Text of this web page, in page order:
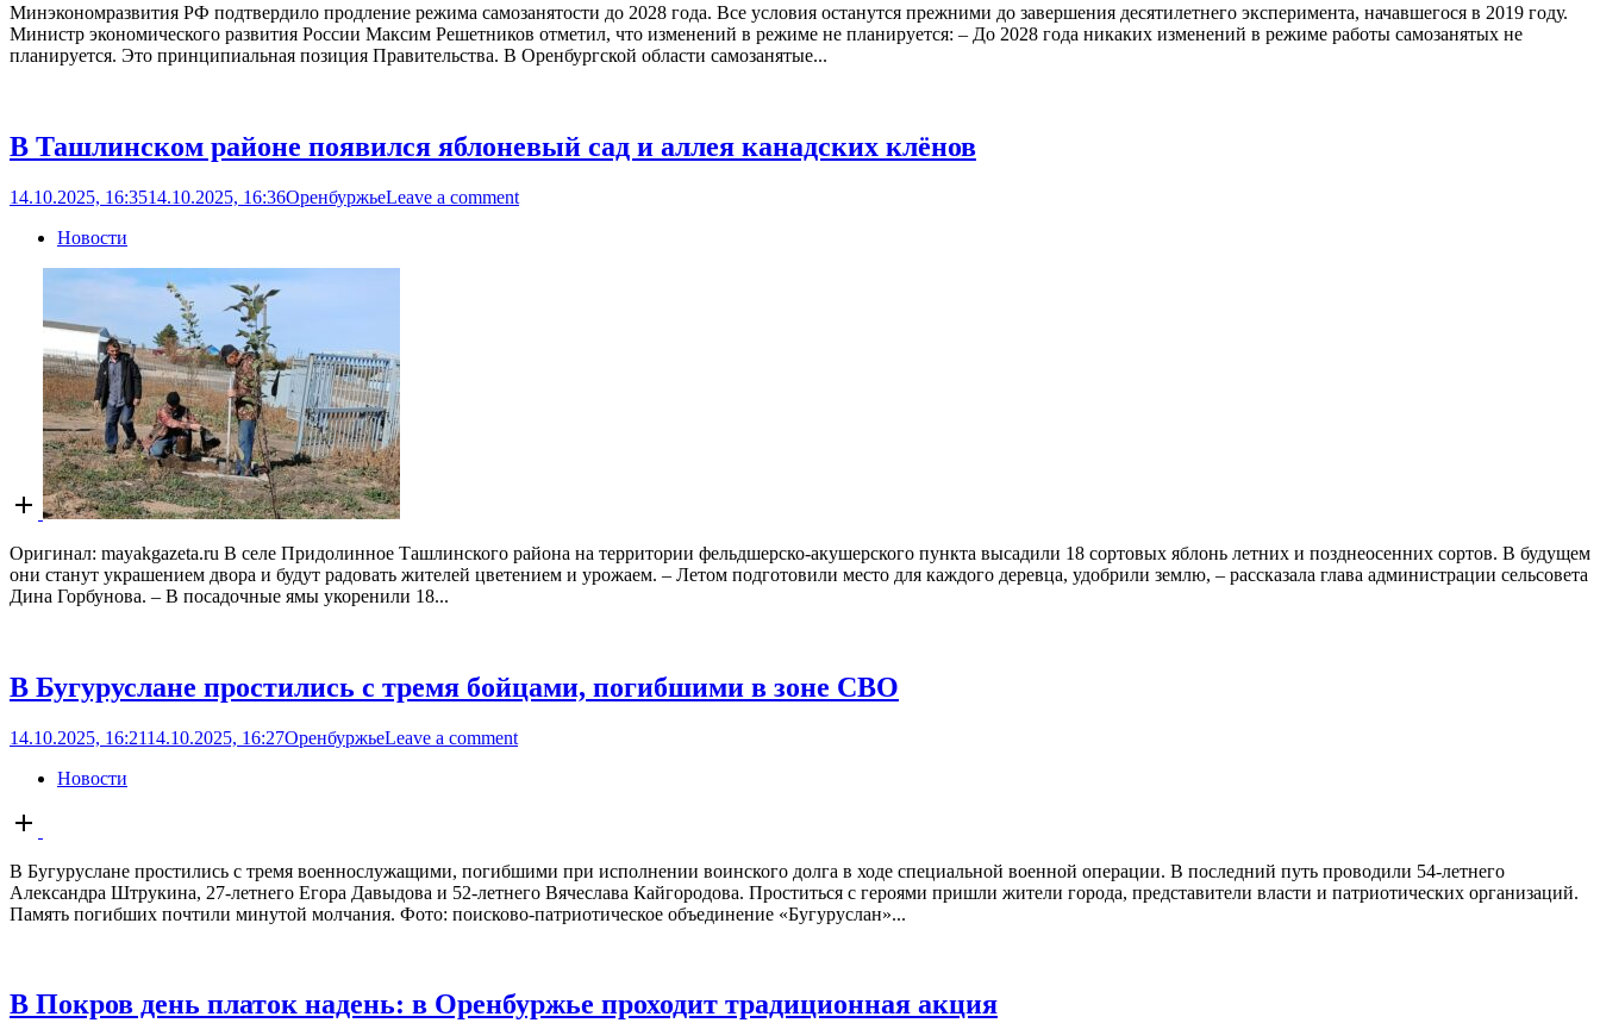
Минэкономразвития РФ подтвердило продление режима самозанятости до 2028 года. Все условия останутся прежними до завершения десятилетнего эксперимента, начавшегося в 2019 году.
Министр экономического развития России Максим Решетников отметил, что изменений в режиме не планируется: – До 2028 года никаких изменений в режиме работы самозанятых не
планируется. Это принципиальная позиция Правительства. В Оренбургской области самозанятые...
В Ташлинском районе появился яблоневый сад и аллея канадских клёнов
14.10.2025, 16:3514.10.2025, 16:36ОренбуржьеLeave a comment
Новости
Оригинал: mayakgazeta.ru В селе Придолинное Ташлинского района на территории фельдшерско-акушерского пункта высадили 18 сортовых яблонь летних и позднеосенних сортов. В будущем
они станут украшением двора и будут радовать жителей цветением и урожаем. – Летом подготовили место для каждого деревца, удобрили землю, – рассказала глава администрации сельсовета
Дина Горбунова. – В посадочные ямы укоренили 18...
В Бугуруслане простились с тремя бойцами, погибшими в зоне СВО
14.10.2025, 16:2114.10.2025, 16:27ОренбуржьеLeave a comment
Новости
Open
post
В Бугуруслане простились с тремя военнослужащими, погибшими при исполнении воинского долга в ходе специальной военной операции. В последний путь проводили 54-летнего
Александра Штрукина, 27-летнего Егора Давыдова и 52-летнего Вячеслава Кайгородова. Проститься с героями пришли жители города, представители власти и патриотических организаций.
Память погибших почтили минутой молчания. Фото: поисково-патриотическое объединение «Бугуруслан»...
В Покров день платок надень: в Оренбуржье проходит традиционная акция